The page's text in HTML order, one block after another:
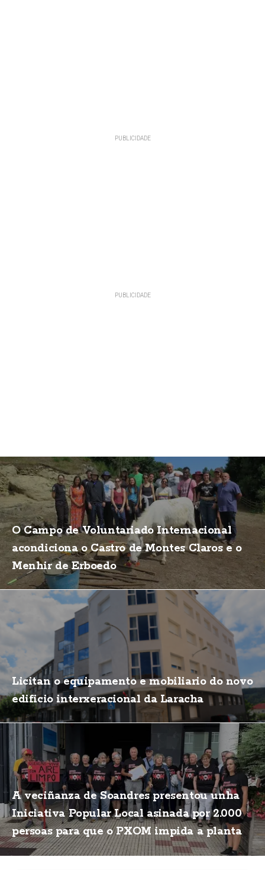
O Campo de Voluntariado Internacional
acondiciona o Castro de Montes Claros e o
Menhir de Erboedo
Licitan o equipamento e mobiliario do novo
edificio interxeracional da Laracha
A veciñanza de Soandres presentou unha
Iniciativa Popular Local asinada por 2.000
persoas para que o PXOM impida a planta
de biogás